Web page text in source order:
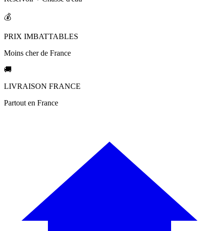
💰
PRIX IMBATTABLES
Moins cher de France
🚚
LIVRAISON FRANCE
Partout en France